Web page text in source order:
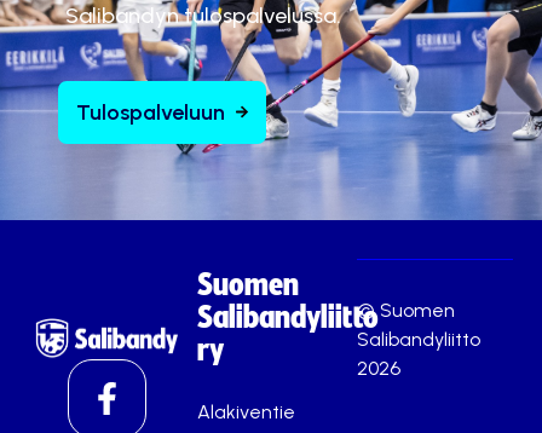
Salibandyn tulospalvelussa.
Tulospalveluun
Suomen
Salibandyliitto
ry
Alakiventie
© Suomen
Salibandyliitto
2026